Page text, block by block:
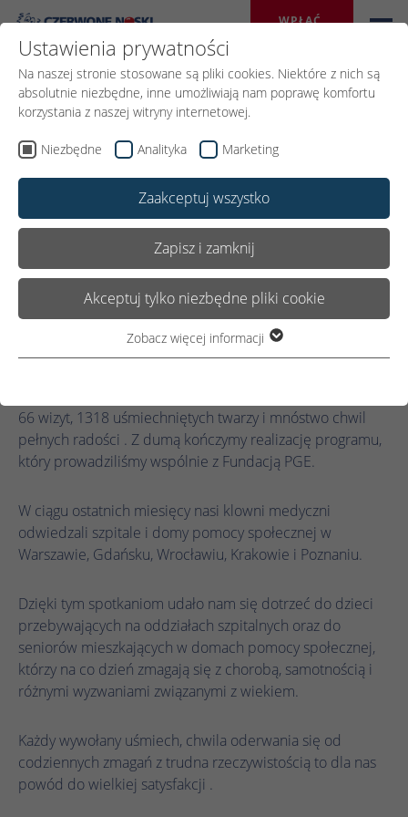
WPŁAĆ
Wróć
Udostępnij:
Działania z PGE
zrealizowane!
66 wizyt, 1318 uśmiechniętych twarzy i mnóstwo chwil
pełnych radości . Z dumą kończymy realizację programu,
który prowadziliśmy wspólnie z Fundacją PGE.
W ciągu ostatnich miesięcy nasi klowni medyczni
odwiedzali szpitale i domy pomocy społecznej w
Warszawie, Gdańsku, Wrocławiu, Krakowie i Poznaniu.
Dzięki tym spotkaniom udało nam się dotrzeć do dzieci
przebywających na oddziałach szpitalnych oraz do
seniorów mieszkających w domach pomocy społecznej,
którzy na co dzień zmagają się z chorobą, samotnością i
różnymi wyzwaniami związanymi z wiekiem.
Każdy wywołany uśmiech, chwila oderwania się od
codziennych zmagań z trudna rzeczywistością to dla nas
powód do wielkiej satysfakcji .
Ustawienia prywatności
Na naszej stronie stosowane są pliki cookies. Niektóre z nich są
absolutnie niezbędne, inne umożliwiają nam poprawę komfortu
korzystania z naszej witryny internetowej.
Niezbędne Analityka Marketing
Zaakceptuj wszystko
Zapisz i zamknij
Akceptuj tylko niezbędne pliki cookie
działa prawidłowo.
Nazwa cookie_optin
Czas
trwania
1 rok
Zamiar
ustawień plików cookie dla tej witryny
internetowej.
Nazwa SgCookieOptin.lastPreferences
Czas
trwania
1 rok
Wyświetl informacje o plikach cookie
Nazwa _ga
Czas
trwania
1 rok 1 miesiąc 4 dni
Zamiar
Plik cookie _ga, instalowany przez Google
Analytics, oblicza dane dotyczące
śledzi wykorzystanie witryny na potrzeby
raportu analitycznego witryny. Plik cookie
przechowuje informacje anonimowo i
przypisuje losowo wygenerowany numer w
Wyświetl informacje o plikach cookie
Nazwa _fbp
Dostawca Meta Pixel
Zamiar
Facebook ustawia ten plik cookie w celu
przechowywania i śledzenia interakcji.
Wyświetl informacje o plikach cookie
Zobacz więcej informacji